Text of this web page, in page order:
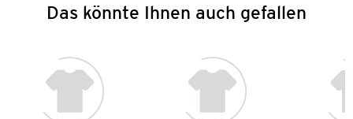
Das könnte Ihnen auch gefallen